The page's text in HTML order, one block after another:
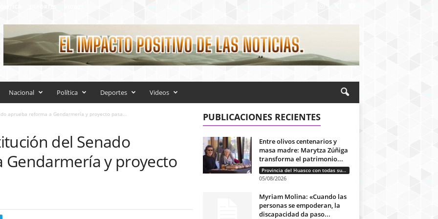
Nacional Política Deportes Videos
aprueba reforma a Gendarmería y proyecto pasa...
del Senado
y proyecto
PUBLICACIONES RECIENTES
Entre olivos centenarios y
masa madre: Marytza Zúñiga
transforma el patrimonio...
Provincia del Huasco con todas sus letras: Historias que unen cultura, diversidad e identidad
05/08/2026
Myriam Molina: «Cuando las
personas se empoderan, la
discapacidad da paso...